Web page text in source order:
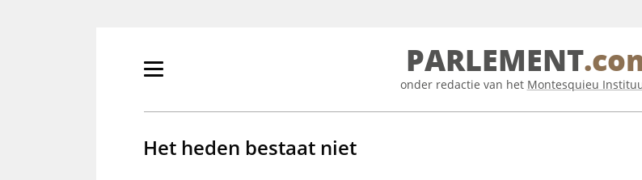
Primair
tonen/verbergen
PARLEMENT
onder redactie van het Montesquieu
Het heden bestaat niet